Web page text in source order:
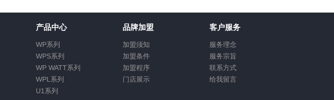
产品中心
WP系列
WPS系列
WP WATT系列
WPL系列
U1系列
品牌加盟
加盟须知
加盟条件
加盟程序
门店展示
客户服务
服务理念
服务宗旨
联系方式
给我留言